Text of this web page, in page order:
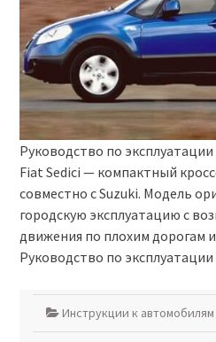
Руководство по
Fiat Sedici — компактный
совместно с Suzuki. Модель
городскую эксплуатацию с
движения по плохим дорогам
Руководство по
Инструкции к автомобилям